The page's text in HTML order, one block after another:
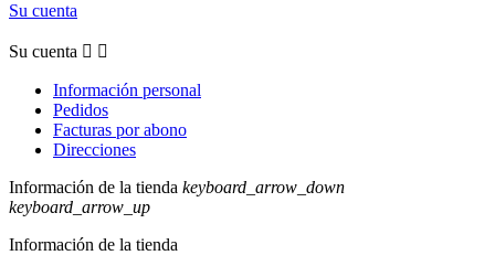
Su cuenta
Su cuenta  
Información personal
Pedidos
Facturas por abono
Direcciones
Información de la tienda keyboard_arrow_down
keyboard_arrow_up
Información de la tienda